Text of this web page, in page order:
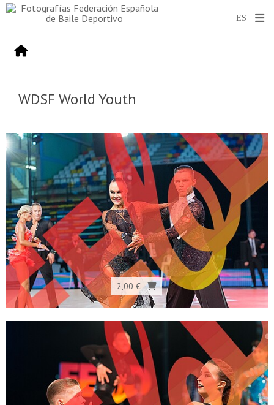
WDSF World Youth
2,00 €